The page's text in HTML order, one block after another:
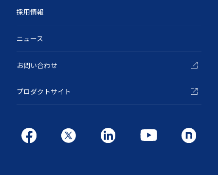
採用情報
ニュース
お問い合わせ
プロダクトサイト